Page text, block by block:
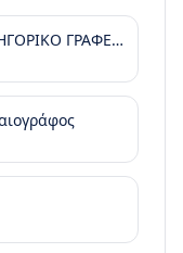
ΜΠΑΣΤΑΣ & ΣΥΝΕΡΓΑΤΕΣ ΔΙΚΗΓΟΡΙΚΟ ΓΡΑΦΕΙΟ * BASTAS & PTRS LEGAL ADV. CONS. LAW OFFICE